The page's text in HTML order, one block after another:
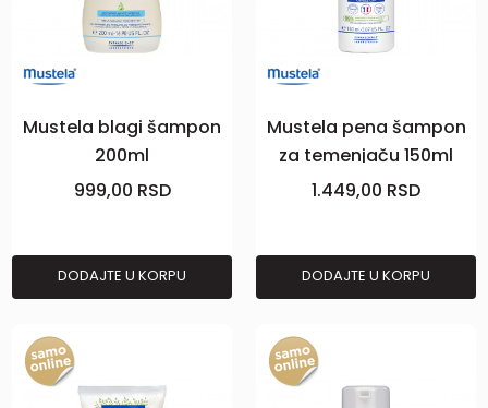
Mustela blagi šampon
200ml
999,00 RSD
DODAJTE U KORPU
Mustela pena šampon
za temenjaču 150ml
1.449,00 RSD
DODAJTE U KORPU